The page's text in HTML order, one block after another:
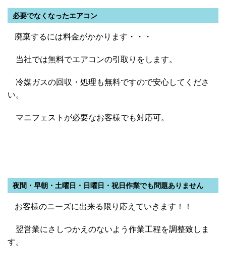
必要でなくなったエアコン
廃棄するには料金がかかります・・・
当社では無料でエアコンの引取りをします。
冷媒ガスの回収・処理も無料ですので安心してくださ
い。
マニフェストが必要なお客様でも対応可。
夜間・早朝・土曜日・日曜日・祝日作業でも問題ありません
お客様のニーズに出来る限り応えていきます！！
翌営業にさしつかえのないよう作業工程を調整致しま
す。